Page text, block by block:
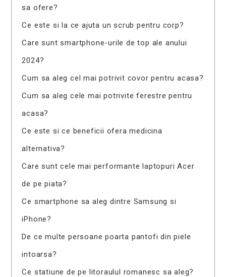
sa ofere?
Ce este si la ce ajuta un scrub pentru corp?
Care sunt smartphone-urile de top ale anului
2024?
Cum sa aleg cel mai potrivit covor pentru acasa?
Cum sa aleg cele mai potrivite ferestre pentru
acasa?
Ce este si ce beneficii ofera medicina
alternativa?
Care sunt cele mai performante laptopuri Acer
de pe piata?
Ce smartphone sa aleg dintre Samsung si
iPhone?
De ce multe persoane poarta pantofi din piele
intoarsa?
Ce statiune de pe litoraulul romanesc sa aleg?